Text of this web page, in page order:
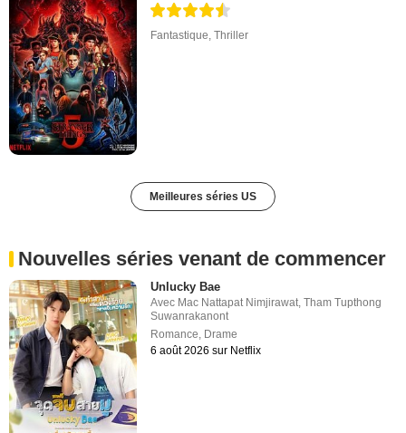
Fantastique,Thriller
Meilleures séries US
Nouvelles séries venant de commencer
Unlucky Bae
Avec Mac Nattapat Nimjirawat,Tham Tupthong
Suwanrakanont
Romance, Drame
6 août 2026 sur Netflix